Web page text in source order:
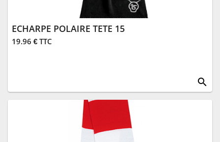
ECHARPE POLAIRE TETE 15
19.96 € TTC
search